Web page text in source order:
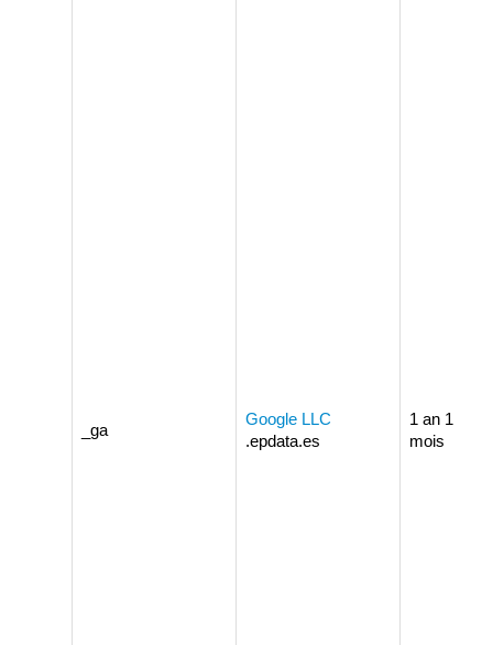
_ga
Google LLC
.epdata.es
1 an 1
mois